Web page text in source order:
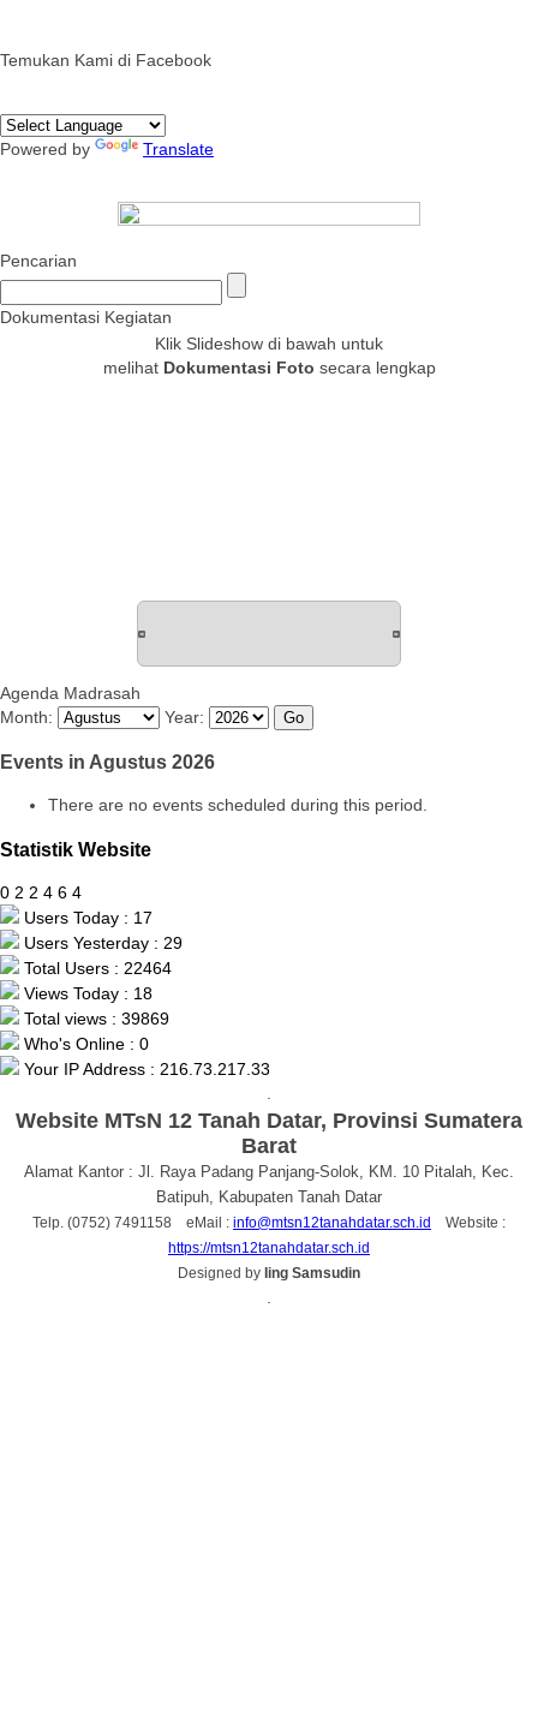
Temukan Kami di Facebook
Powered by Translate
Pencarian
Dokumentasi Kegiatan
Klik Slideshow di bawah untuk
melihat Dokumentasi Foto secara lengkap
Agenda Madrasah
Month:
Year:
Events in Agustus 2026
There are no events scheduled during this period.
Statistik Website
0 2 2 4 6 4
Users Today : 17
Users Yesterday : 29
Total Users : 22464
Views Today : 18
Total views : 39869
Who's Online : 0
Your IP Address : 216.73.217.33
Website MTsN 12 Tanah Datar, Provinsi Sumatera
Barat
Alamat Kantor : Jl. Raya Padang Panjang-Solok, KM. 10 Pitalah, Kec.
Batipuh, Kabupaten Tanah Datar
Telp. (0752) 7491158 eMail : info@mtsn12tanahdatar.sch.id
Website :
https://mtsn12tanahdatar.sch.id
Designed by Iing Samsudin